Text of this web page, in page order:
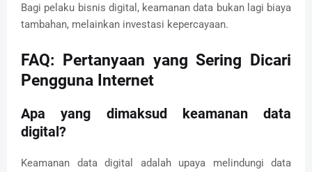
Bagi pelaku bisnis digital, keamanan data bukan lagi biaya
tambahan, melainkan investasi kepercayaan.
FAQ: Pertanyaan yang Sering Dicari
Pengguna Internet
Apa yang dimaksud keamanan data
digital?
Keamanan data digital adalah upaya melindungi data